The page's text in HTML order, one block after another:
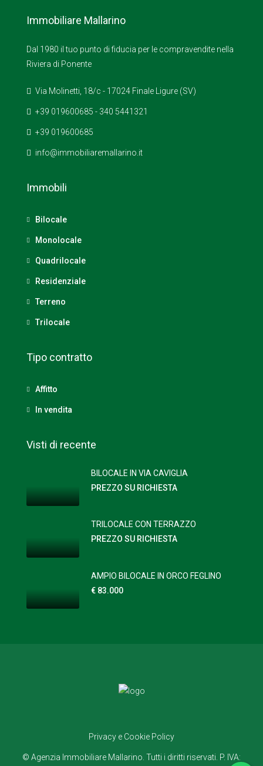
Immobiliare Mallarino
Dal 1980 il tuo punto di fiducia per le compravendite nella
Riviera di Ponente
Via Molinetti, 18/c - 17024 Finale Ligure (SV)
+39 019600685 - 340 5441321
+39 019600685
info@immobiliaremallarino.it
Immobili
Bilocale
Monolocale
Quadrilocale
Residenziale
Terreno
Trilocale
Tipo contratto
Affitto
In vendita
Visti di recente
BILOCALE IN VIA CAVIGLIA
PREZZO SU RICHIESTA
TRILOCALE CON TERRAZZO
PREZZO SU RICHIESTA
AMPIO BILOCALE IN ORCO FEGLINO
€ 83.000
Privacy e Cookie Policy
© Agenzia Immobiliare Mallarino. Tutti i diritti riservati. P. IVA: